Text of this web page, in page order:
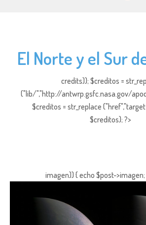
El Norte y el Sur
credits)); $creditos =
("lib/","http://antwrp.gsfc.nasa.gov/
$creditos = str_replace
$creditos); ?>
imagen)) { echo $post->imagen;